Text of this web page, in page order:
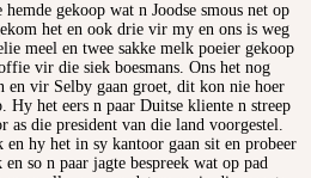
gekoop wat n Joodse smous net op
het en ook drie vir my en ons is weg
meel en twee sakke melk poeier gekoop
vir die siek boesmans. Ons het nog
en vir Selby gaan groet, dit kon nie hoer
Hy het eers n paar Duitse kliente n streep
as die president van die land voorgestel.
hy het in sy kantoor gaan sit en probeer
so n paar jagte bespreek wat op pad